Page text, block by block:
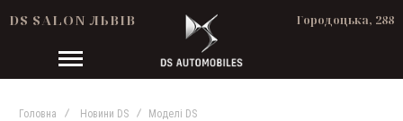
DS SALON ЛЬВІВ Городоцька, 288
Головна Новини DS Моделі DS